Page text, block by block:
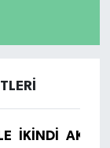
İKINDI